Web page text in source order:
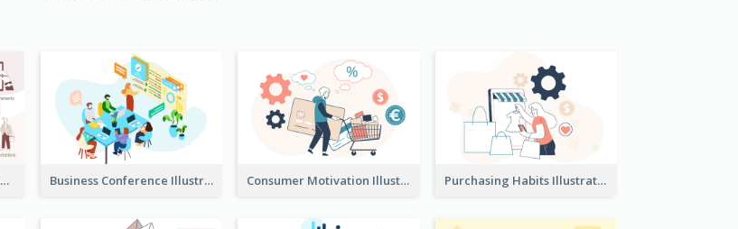
Functional & Non- Functional Requirements Illustration Business Conference Illustration Consumer Motivation Illustration Purchasing Habits Illustration